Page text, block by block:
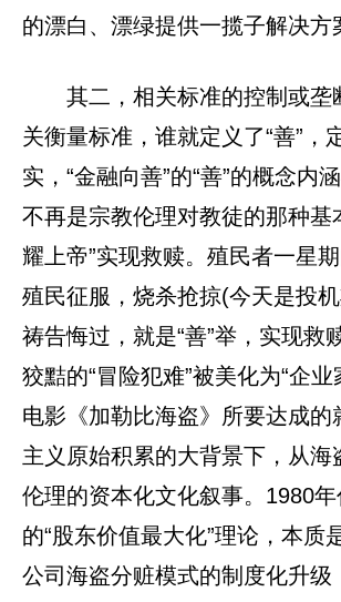
的漂白、漂绿提供一揽子解决方
其二，相关标准的控制或垄
关衡量标准，谁就定义了“善”，
实，“金融向善”的“善”的概念内
不再是宗教伦理对教徒的那种基
耀上帝”实现救赎。殖民者一星
殖民征服，烧杀抢掠(今天是投
祷告悔过，就是“善”举，实现救
狡黠的“冒险犯难”被美化为“企业
电影《加勒比海盗》所要达成的
主义原始积累的大背景下，从海
伦理的资本化文化叙事。1980
的“股东价值最大化”理论，本质
公司海盗分赃模式的制度化升级